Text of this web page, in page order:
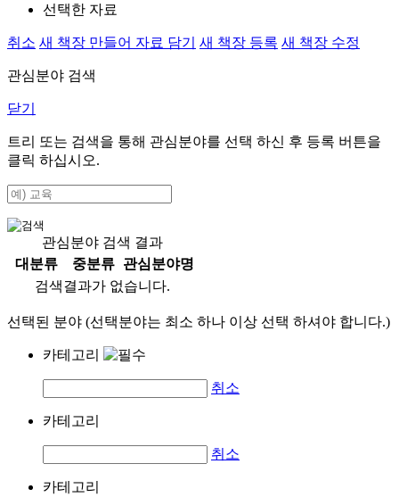
선택한 자료
취소 새 책장 만들어 자료 담기 새 책장 등록 새 책장 수정
관심분야 검색
닫기
트리 또는 검색을 통해 관심분야를 선택 하신 후 등록 버튼을
클릭 하십시오.
관심분야 검색 결과
대분류
중분류
관심분야명
검색결과가 없습니다.
선택된 분야 (선택분야는 최소 하나 이상 선택 하셔야 합니다.)
카테고리
취소
카테고리
취소
카테고리